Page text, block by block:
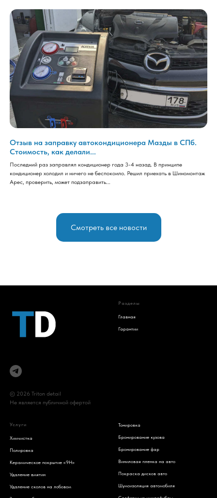
Отзыв на заправку автокондиционера Мазды в СПб.
Стоимость, как делали...
Последний раз заправлял кондиционер года 3-4 назад. В принципе
кондиционер холодил и ничего не беспокоило. Решил приехать в Шиномонтаж
Арес, проверить, может подзаправить...
Смотреть все новости
© 2026 Triton detail
Не является публичной офертой
Разделы
Главная
Гарантии
Услуги
Химчистка
Полировка
Керамическое покрытие «9H»
Удаление вмятин
Удаление сколов на лобовом
Тонировка
Бронирование кузова
Бронирование фар
Виниловая пленка на авто
Покраска дисков авто
Шумоизоляция автомобиля